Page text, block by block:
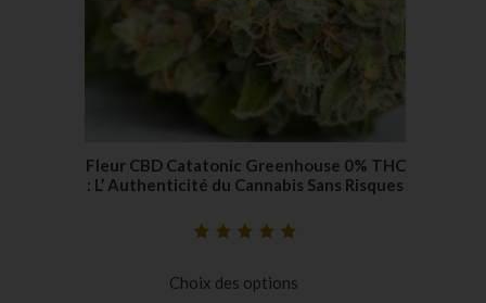
Fleur CBD Catatonic Greenhouse 0% THC
: L’ Authenticité du Cannabis Sans Risques
notations
Choix des options